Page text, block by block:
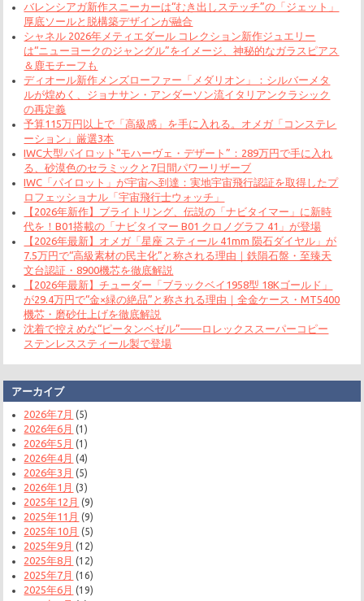
バレンシアガ新作スニーカーは“むき出しステッチ”の「ジェット」
厚底ソールと脱構築デザインが融合
シャネル 2026年メティエダール コレクション新作ジュエリー
は“ニューヨークのジャングル”をイメージ、神秘的なガラスピアス
＆鹿モチーフも
ディオール新作メンズローファー「メダリオン」：シルバーメタ
ルが煌めく、ジョナサン・アンダーソン流イタリアンクラシック
の再定義
予算115万円以上で「高級感」を手に入れる。オメガ「コンステレ
ーション」厳選3本
IWC大型パイロット“モハーヴェ・デザート”：289万円で手に入れ
る、砂漠色のセラミックと7日間パワーリザーブ
IWC「パイロット」が宇宙へ到達：実地宇宙飛行認証を取得したプ
ロフェッショナル「宇宙飛行士ウォッチ」
【2026年新作】ブライトリング、伝説の「ナビタイマー」に新時
代を！B01搭載の「ナビタイマー B01 クロノグラフ 41」が登場
【2026年最新】オメガ「星座 スティール 41mm 陨石ダイヤル」が
7.5万円で“高級素材の民主化”と称される理由｜鉄隕石盤・至臻天
文台認証・8900機芯を徹底解説
【2026年最新】チューダー「ブラックベイ1958型 18Kゴールド」
が29.4万円で“金×緑の絶品”と称される理由｜全金ケース・MT5400
機芯・磨砂仕上げを徹底解説
沈着で控えめな“ピータンベゼル”——ロレックススーパーコピー
ステンレススティール製で登場
アーカイブ
2026年7月 (5)
2026年6月 (1)
2026年5月 (1)
2026年4月 (4)
2026年3月 (5)
2026年1月 (3)
2025年12月 (9)
2025年11月 (9)
2025年10月 (5)
2025年9月 (12)
2025年8月 (12)
2025年7月 (16)
2025年6月 (19)